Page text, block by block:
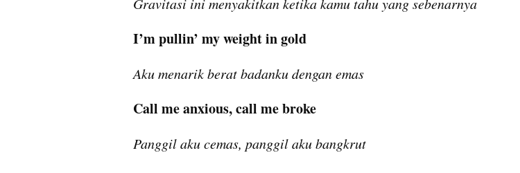
I’m pullin’ my weight in gold
Aku menarik berat badanku dengan emas
Call me anxious, call me broke
Panggil aku cemas, panggil aku bangkrut